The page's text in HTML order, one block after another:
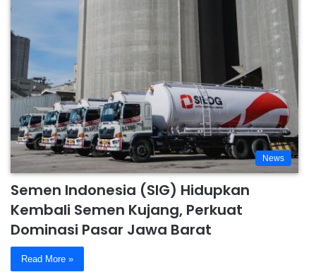
News
Semen Indonesia (SIG) Hidupkan
Kembali Semen Kujang, Perkuat
Dominasi Pasar Jawa Barat
Read More »